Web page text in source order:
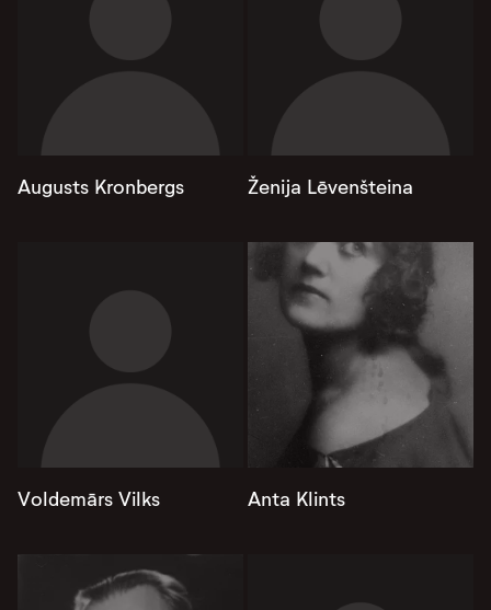
Augusts Kronbergs Ženija Lēvenšteina
Voldemārs Vilks Anta Klints